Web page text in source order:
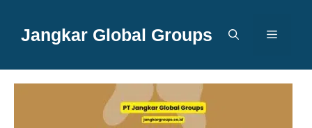
Jangkar Global Groups Menu